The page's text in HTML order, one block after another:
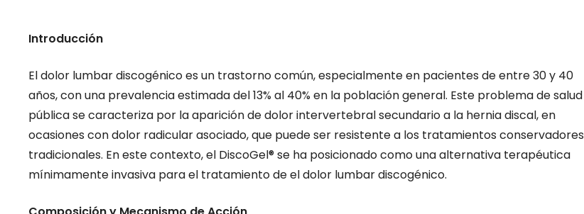
Introducción
El dolor lumbar discogénico es un trastorno común, especialmente en pacientes de entre 30 y 40
años, con una prevalencia estimada del 13% al 40% en la población general. Este problema de salud
pública se caracteriza por la aparición de dolor intervertebral secundario a la hernia discal, en
ocasiones con dolor radicular asociado, que puede ser resistente a los tratamientos conservadores
tradicionales. En este contexto, el DiscoGel® se ha posicionado como una alternativa terapéutica
mínimamente invasiva para el tratamiento de el dolor lumbar discogénico.